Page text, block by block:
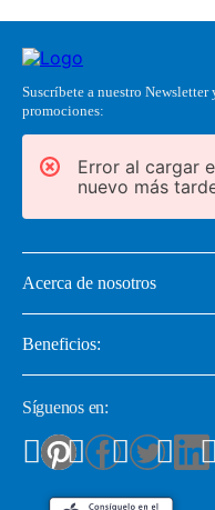
Suscríbete a nuestro
promociones:
Error al cargar
nuevo más
Acerca de nosotros
Beneficios:
Síguenos en: